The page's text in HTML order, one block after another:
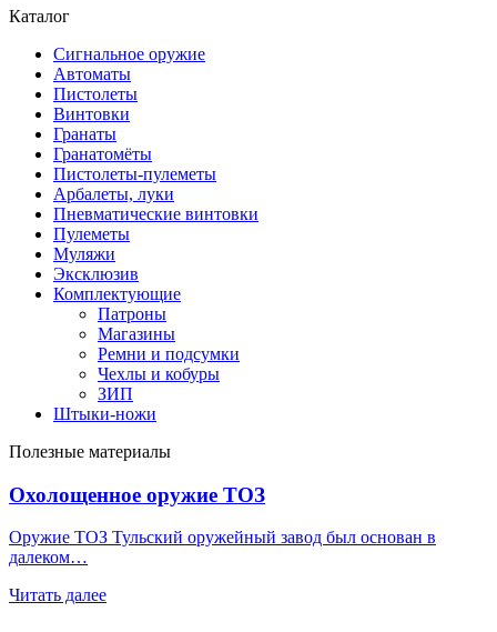
Каталог
Сигнальное оружие
Автоматы
Пистолеты
Винтовки
Гранаты
Гранатомёты
Пистолеты-пулеметы
Арбалеты, луки
Пневматические винтовки
Пулеметы
Муляжи
Эксклюзив
Комплектующие
Патроны
Магазины
Ремни и подсумки
Чехлы и кобуры
ЗИП
Штыки-ножи
Полезные материалы
Охолощенное оружие ТОЗ
Оружие ТОЗ Тульский оружейный завод был основан в
далеком…
Читать далее